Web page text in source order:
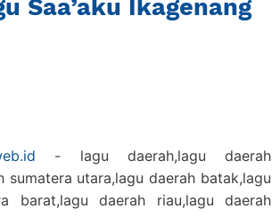
Saa’aku Ikagenang
- lagu daerah,lagu daerah
sumatera utara,lagu daerah batak,lagu
barat,lagu daerah riau,lagu daerah